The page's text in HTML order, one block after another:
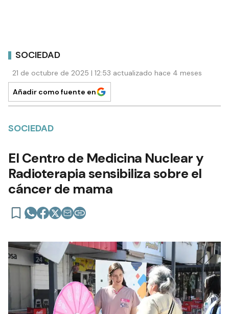
SOCIEDAD
21 de octubre de 2025 | 12:53 actualizado hace 4 meses
Añadir como fuente en
SOCIEDAD
El Centro de Medicina Nuclear y
Radioterapia sensibiliza sobre el
cáncer de mama